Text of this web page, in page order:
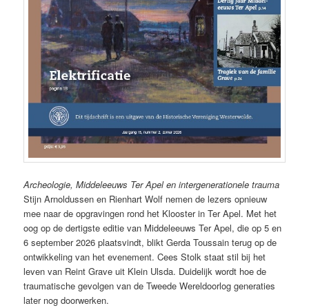
Archeologie, Middeleeuws Ter Apel en intergenerationele trauma
Stijn Arnoldussen en Rienhart Wolf nemen de lezers opnieuw
mee naar de opgravingen rond het Klooster in Ter Apel. Met het
oog op de dertigste editie van Middeleeuws Ter Apel, die op 5 en
6 september 2026 plaatsvindt, blikt Gerda Toussain terug op de
ontwikkeling van het evenement. Cees Stolk staat stil bij het
leven van Reint Grave uit Klein Ulsda. Duidelijk wordt hoe de
traumatische gevolgen van de Tweede Wereldoorlog generaties
later nog doorwerken.